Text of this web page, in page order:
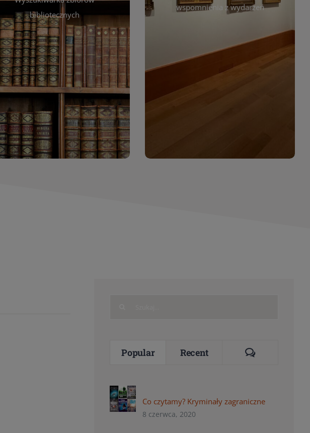
bibliotecznych
Katalog Zbiorów
Katalog online umożliwia
przeglądanie pełnej oferty
bibliotecznej – książek, czasopism,
filmów i innych materiałów. Dzięki
wyszukiwarce szybko znajdziesz
interesujące Cię pozycje według
autora, tytułu lub tematu. Możesz wspomnienia z wydarzeń
czytelników. Regularnie dodajemy
powrócić do wyjątkowych
momentów. Zapraszamy do
obejrzenia, wspominania i
inspirowania się!
Popular Recent Comments
Co czytamy? Kryminały zagraniczne
8 czerwca, 2020